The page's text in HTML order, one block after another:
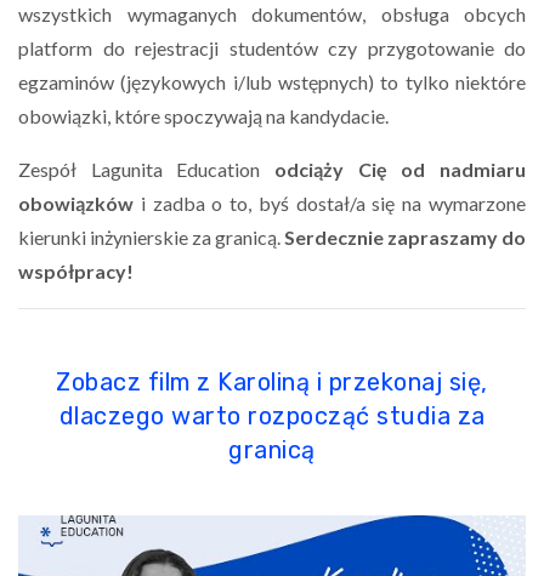
wszystkich wymaganych dokumentów, obsługa obcych
platform do rejestracji studentów czy przygotowanie do
egzaminów (językowych i/lub wstępnych) to tylko niektóre
obowiązki, które spoczywają na kandydacie.
Zespół Lagunita Education odciąży Cię od nadmiaru
obowiązków i zadba o to, byś dostał/a się na wymarzone
kierunki inżynierskie za granicą. Serdecznie zapraszamy do
współpracy!
Zobacz film z Karoliną i przekonaj się,
dlaczego warto rozpocząć studia za
granicą